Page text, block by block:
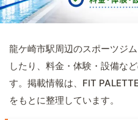
龍ケ崎市駅周辺のスポーツジ
したり、料金・体験・設備な
す。掲載情報は、FIT
をもとに整理しています。